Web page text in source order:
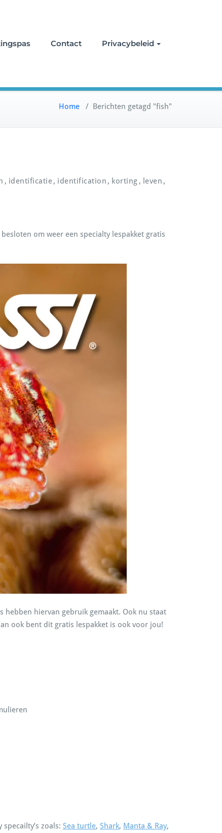
Contact Privacybeleid
Home / Berichten getagd "fish"
, identificatie, identification , korting , leven ,
om weer een specialty lespakket gratis
hebben hiervan gebruik gemaakt. Ook nu staat
ook bent dit gratis lespakket is ook voor jou!
zoals: Sea turtle, Shark, Manta & Ray,